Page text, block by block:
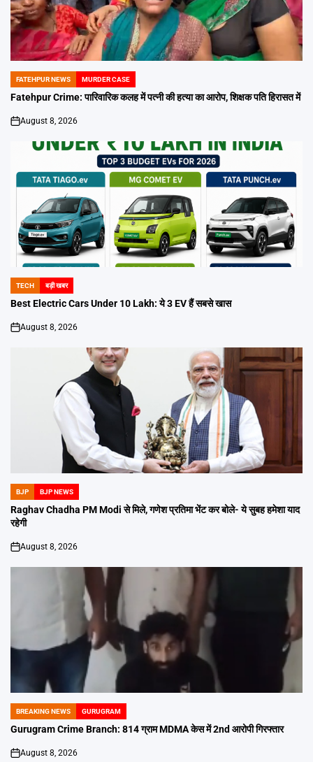
POSTED
IN
FATEHPUR NEWS MURDER CASE
Fatehpur Crime: पारिवारिक कलह में पत्नी की हत्या का आरोप, शिक्षक पति हिरासत में
on
August 8, 2026
POSTED
IN
TECH बड़ी खबर
Best Electric Cars Under 10 Lakh: ये 3 EV हैं सबसे खास
on
August 8, 2026
POSTED
IN
BJP BJP NEWS
Raghav Chadha PM Modi से मिले, गणेश प्रतिमा भेंट कर बोले- ये सुबह हमेशा याद
रहेगी
on
August 8, 2026
POSTED
IN
BREAKING NEWS GURUGRAM
Gurugram Crime Branch: 814 ग्राम MDMA केस में 2nd आरोपी गिरफ्तार
on
August 8, 2026